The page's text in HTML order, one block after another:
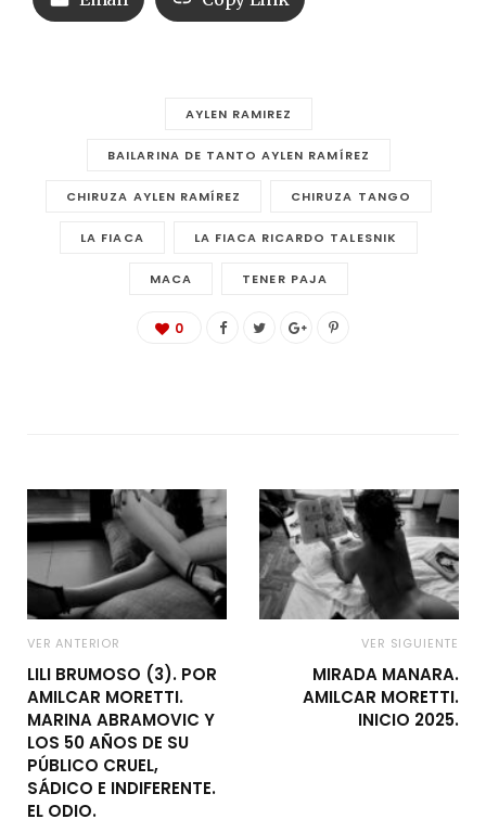
AYLEN RAMIREZ
BAILARINA DE TANTO AYLEN RAMÍREZ
CHIRUZA AYLEN RAMÍREZ CHIRUZA TANGO
LA FIACA LA FIACA RICARDO TALESNIK
MACA TENER PAJA
0
VER ANTERIOR
LILI BRUMOSO (3). POR
AMILCAR MORETTI.
MARINA ABRAMOVIC Y
LOS 50 AÑOS DE SU
PÚBLICO CRUEL,
SÁDICO E INDIFERENTE.
EL ODIO.
VER SIGUIENTE
MIRADA MANARA.
AMILCAR MORETTI.
INICIO 2025.